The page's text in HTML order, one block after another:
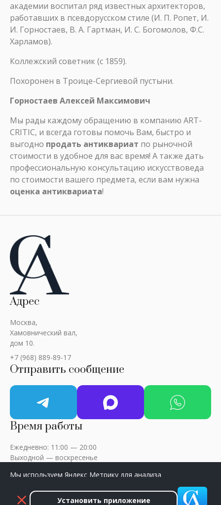
академии воспитал ряд известных архитекторов,
работавших в псевдорусском стиле (И. П. Ропет, И.
И. Горностаев, В. А. Гартман, И. С. Богомолов, Ф.С.
Харламов).
Коллежский советник (с 1859).
Похоронен в Троице-Сергиевой пустыни.
Горностаев Алексей Максимович
Мы рады каждому обращению в компанию ART-
CRITIC, и всегда готовы помочь Вам, быстро и
выгодно продать антиквариат по рыночной
стоимости в удобное для вас время! А также дать
профессиональную консультацию искусствоведа
по стоимости вашего предмета, если вам нужна
оценка антиквариата!
Адрес
Москва,
Хамовнический вал,
дом 10.
+7 (968) 889-89-17
Отправить сообщение
Время работы
Ежедневно: 11:00 — 20:00
Выходной — воскресенье
Установить приложение
Мы используем Яндекс Метрику для анализа
разрешить сбор данных.